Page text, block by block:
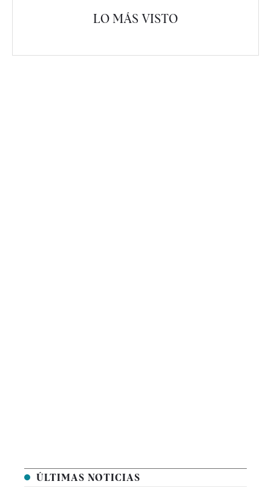
LO MÁS VISTO
ÚLTIMAS NOTICIAS